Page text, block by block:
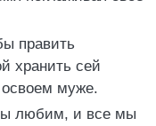
править
хранить сей
муже.
любим, и все мы